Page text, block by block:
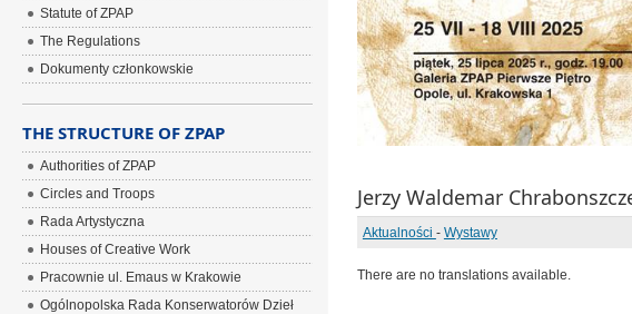
Jerzy Waldemar
Aktualności - Wystawy
There are no translations available.
Statute of ZPAP
The Regulations
Dokumenty członkowskie
THE STRUCTURE OF ZPAP
Authorities of ZPAP
Circles and Troops
Rada Artystyczna
Houses of Creative Work
Pracownie ul. Emaus w Krakowie
Ogólnopolska Rada Konserwatorów Dzieł